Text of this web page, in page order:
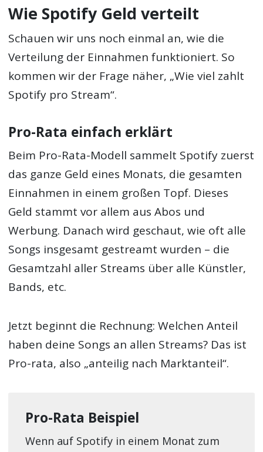
Wie Spotify Geld verteilt
Schauen wir uns noch einmal an, wie die
Verteilung der Einnahmen funktioniert. So
kommen wir der Frage näher, „Wie viel zahlt
Spotify pro Stream“.
Pro-Rata einfach erklärt
Beim Pro-Rata-Modell sammelt Spotify zuerst
das ganze Geld eines Monats, die gesamten
Einnahmen in einem großen Topf. Dieses
Geld stammt vor allem aus Abos und
Werbung. Danach wird geschaut, wie oft alle
Songs insgesamt gestreamt wurden – die
Gesamtzahl aller Streams über alle Künstler,
Bands, etc.
Jetzt beginnt die Rechnung: Welchen Anteil
haben deine Songs an allen Streams? Das ist
Pro-rata, also „anteilig nach Marktanteil“.
Pro-Rata Beispiel
Wenn auf Spotify in einem Monat zum